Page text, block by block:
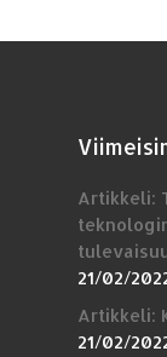
Artikkeli:
21/02/
Artikkeli:
21/02/